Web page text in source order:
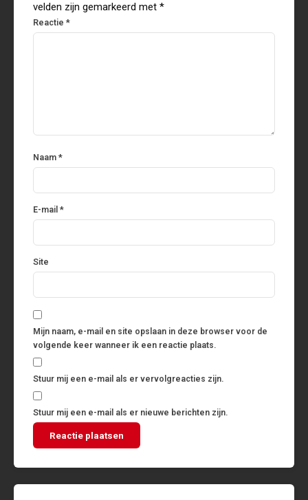
velden zijn gemarkeerd met *
Reactie *
Naam *
E-mail *
Site
Mijn naam, e-mail en site opslaan in deze browser voor de
volgende keer wanneer ik een reactie plaats.
Stuur mij een e-mail als er vervolgreacties zijn.
Stuur mij een e-mail als er nieuwe berichten zijn.